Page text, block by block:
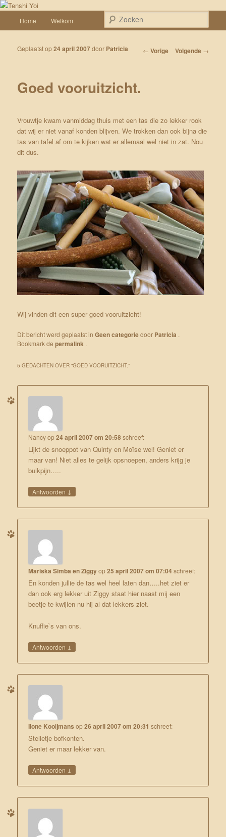
Spring naar de primaire inhoud
Tenshi Yoi
Een weblog over onze Shiba’s (Keiko, Rontu, Miyuki, Tatsu en Yumi)
Home Welkom
Bericht navigatie
← Vorige Volgende →
Goed vooruitzicht.
Geplaatst op24 april 2007door Patricia
Vrouwtje kwam vanmiddag thuis met een tas die zo lekker rook
dat wij er niet vanaf konden blijven. We trokken dan ook bijna die
tas van tafel af om te kijken wat er allemaal wel niet in zat. Nou
dit dus.
Wij vinden dit een super goed vooruitzicht!
Dit bericht werd geplaatst inGeen categoriedoor Patricia .
Bookmark depermalink .
5 GEDACHTEN OVER “GOED VOORUITZICHT.”
Nancyop24 april 2007 om 20:58schreef:
Lijkt de snoeppot van Quinty en Moïse wel! Geniet er
maar van! Niet alles te gelijk opsnoepen, anders krijg je
buikpijn…..
Antwoorden ↓
Mariska Simba en Ziggyop25 april 2007 om 07:04schreef:
En konden jullie de tas wel heel laten dan…..het ziet er
dan ook erg lekker uit Ziggy staat hier naast mij een
beetje te kwijlen nu hij al dat lekkers ziet.
Knuffie`s van ons.
Antwoorden ↓
Ilone Kooijmans op26 april 2007 om 20:31 schreef:
Stelletje bofkonten.
Geniet er maar lekker van.
Antwoorden ↓